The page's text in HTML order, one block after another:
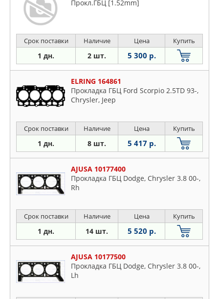
Прокл.ГБЦ [1.52mm]
Срок поставки Наличие Цена Купить
1 дн. 2 шт. 5 300 р.
ELRING 164861
Прокладка ГБЦ Ford Scorpio 2.5TD 93-,
Chrysler, Jeep
Срок поставки Наличие Цена Купить
1 дн. 8 шт. 5 417 р.
AJUSA 10177400
Прокладка ГБЦ Dodge, Chrysler 3.8 00-,
Rh
Срок поставки Наличие Цена Купить
1 дн. 14 шт. 5 520 р.
AJUSA 10177500
Прокладка ГБЦ Dodge, Chrysler 3.8 00-,
Lh